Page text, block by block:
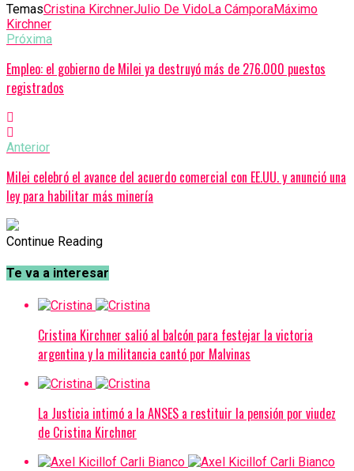
TemasCristina KirchnerJulio De VidoLa CámporaMáximo
Kirchner
Próxima
Empleo: el gobierno de Milei ya destruyó más de 276.000 puestos
registrados
Anterior
Milei celebró el avance del acuerdo comercial con EE.UU. y anunció una
ley para habilitar más minería
Continue Reading
Te va a interesar
Cristina Kirchner salió al balcón para festejar la victoria
argentina y la militancia cantó por Malvinas
La Justicia intimó a la ANSES a restituir la pensión por viudez
de Cristina Kirchner